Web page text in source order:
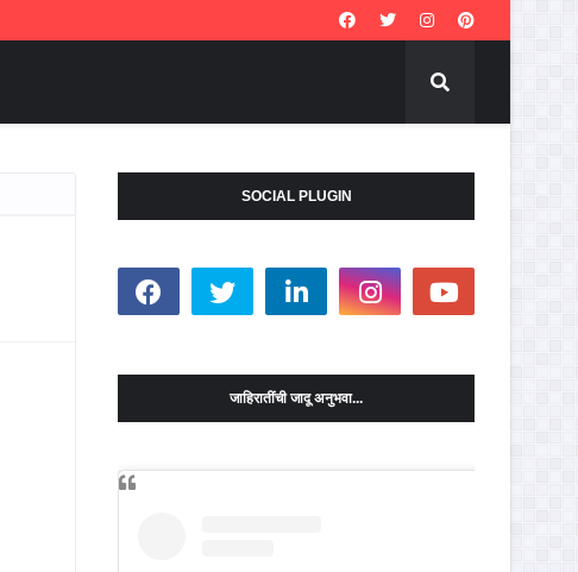
SOCIAL PLUGIN
जाहिरातींची जादू अनुभवा...